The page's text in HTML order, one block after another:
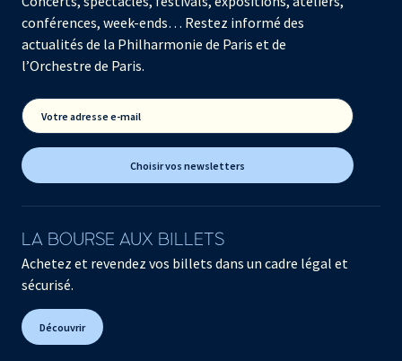
conférences, week-ends… Restez informé des
actualités de la Philharmonie de Paris et de
l’Orchestre de Paris.
Votre adresse e-mail
Choisir vos newsletters
LA BOURSE AUX BILLETS
Achetez et revendez vos billets dans un cadre légal et
sécurisé.
Découvrir